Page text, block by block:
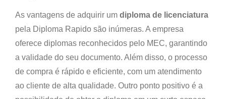
As vantagens de adquirir um diploma de licenciatura
pela Diploma Rapido são inúmeras. A empresa
oferece diplomas reconhecidos pelo MEC, garantindo
a validade do seu documento. Além disso, o processo
de compra é rápido e eficiente, com um atendimento
ao cliente de alta qualidade. Outro ponto positivo é a